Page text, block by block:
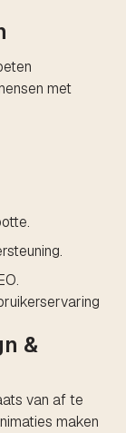
met
&
van af te
maken